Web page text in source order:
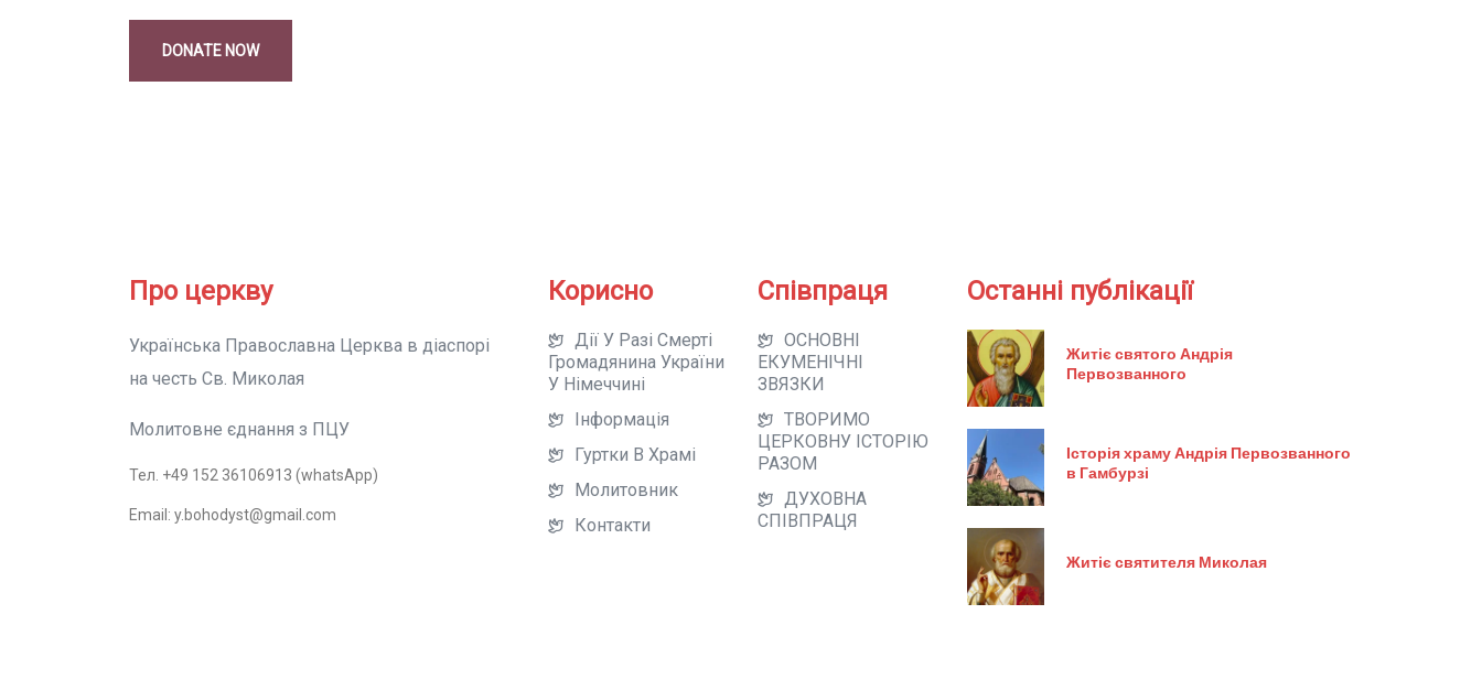
Про церкву
Українська Православна Церква в діаспорі
на честь Св. Миколая
Молитовне єднання з ПЦУ
Тел. +49 152 36106913 (whatsApp)
Email: y.bohodyst@gmail.com
Корисно
Дії У Разі Смерті
Громадянина України
У Німеччині
Інформація
Гуртки В Храмі
Молитовник
Контакти
Співпраця
ОСНОВНІ
ЕКУМЕНІЧНІ
ЗВЯЗКИ
ТВОРИМО
ЦЕРКОВНУ ІСТОРІЮ
РАЗОМ
ДУХОВНА
СПІВПРАЦЯ
Останні публікації
Житіє святого Андрія
Первозванного
Історія храму Андрія Первозванного
в Гамбурзі
Житіє святителя Миколая